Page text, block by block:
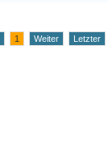
1 Weiter Letzter